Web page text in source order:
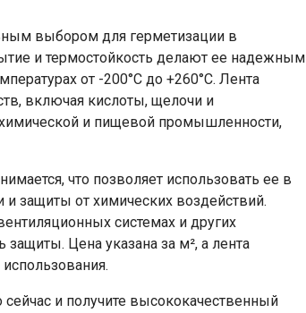
выбором для герметизации в
и термостойкость делают ее надежным
от -200°C до +260°C. Лента
включая кислоты, щелочи и
и пищевой промышленности,
что позволяет использовать ее в
и защиты от химических воздействий.
системах и других
защиты. Цена указана за м², а лента
и получите высококачественный